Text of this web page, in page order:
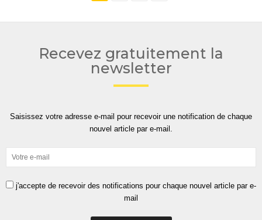
Recevez gratuitement la
newsletter
Saisissez votre adresse e-mail pour recevoir une notification de chaque
nouvel article par e-mail.
j'accepte de recevoir des notifications pour chaque nouvel article par e-
mail